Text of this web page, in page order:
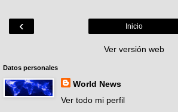
‹ Inicio
Ver versión web
Datos personales
World News
Ver todo mi perfil